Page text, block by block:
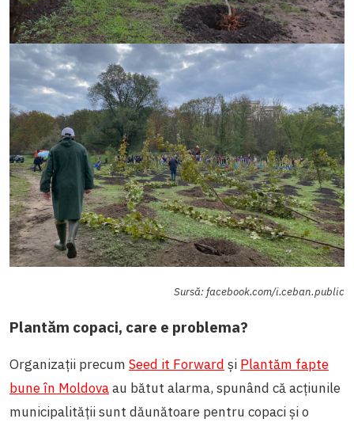
Sursă: facebook.com/i.ceban.public
Plantăm copaci, care e problema?
Organizații precum Seed it Forward și Plantăm fapte
bune în Moldovaau bătut alarma, spunând că acțiunile
municipalității sunt dăunătoare pentru copaci și o